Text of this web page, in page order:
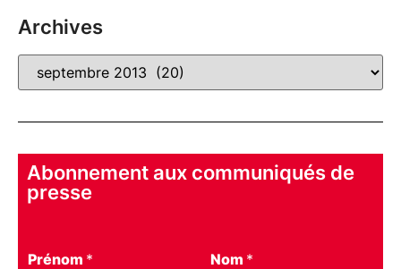
Archives
Abonnement aux communiqués de
presse
Prénom * Nom *